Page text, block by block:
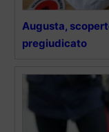
Augusta,
pregiudicato